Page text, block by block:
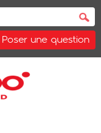
Poser une question